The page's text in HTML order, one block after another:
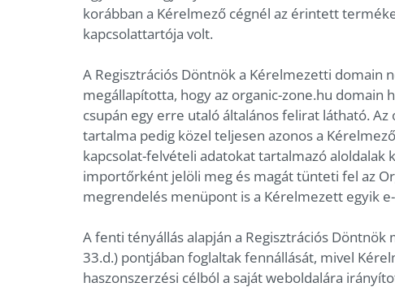
korábban a Kérelmező cégnél az érintett
kapcsolattartója volt.
A Regisztrációs Döntnök a Kérelmezetti domain
megállapította, hogy az organic-zone.hu
csupán egy erre utaló általános felirat látható.
tartalma pedig közel teljesen azonos a
kapcsolat-felvételi adatokat tartalmazó
importőrként jelöli meg és magát tünteti fel az
megrendelés menüpont is a Kérelmezett egyik
A fenti tényállás alapján a Regisztrációs
33.d.) pontjában foglaltak fennállását, mivel
haszonszerzési célból a saját weboldalára